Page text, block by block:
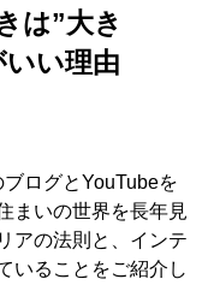
は”大き
いい理由
ログとYouTubeを
まいの世界を長年見
アの法則と、インテ
いることをご紹介し